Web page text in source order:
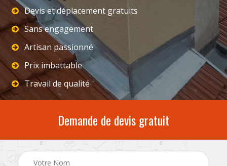
Devis et déplacement gratuits
Sans engagement
Artisan passionné
Prix imbattable
Travail de qualité
Demande de devis gratuit